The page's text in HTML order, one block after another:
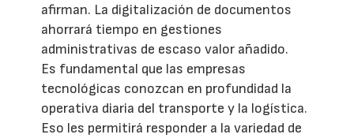
afirman. La digitalización de documentos
ahorrará tiempo en gestiones
administrativas de escaso valor añadido.
Es fundamental que las empresas
tecnológicas conozcan en profundidad la
operativa diaria del transporte y la logística.
Eso les permitirá responder a la variedad de